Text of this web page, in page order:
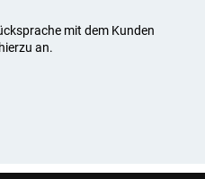
mit dem Kunden
an.